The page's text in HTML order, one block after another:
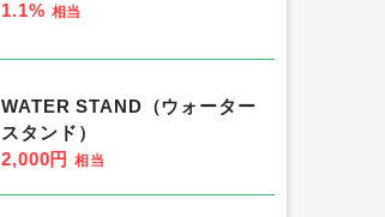
1.1% 相当
WATER STAND（ウォーター
スタンド）
2,000円 相当